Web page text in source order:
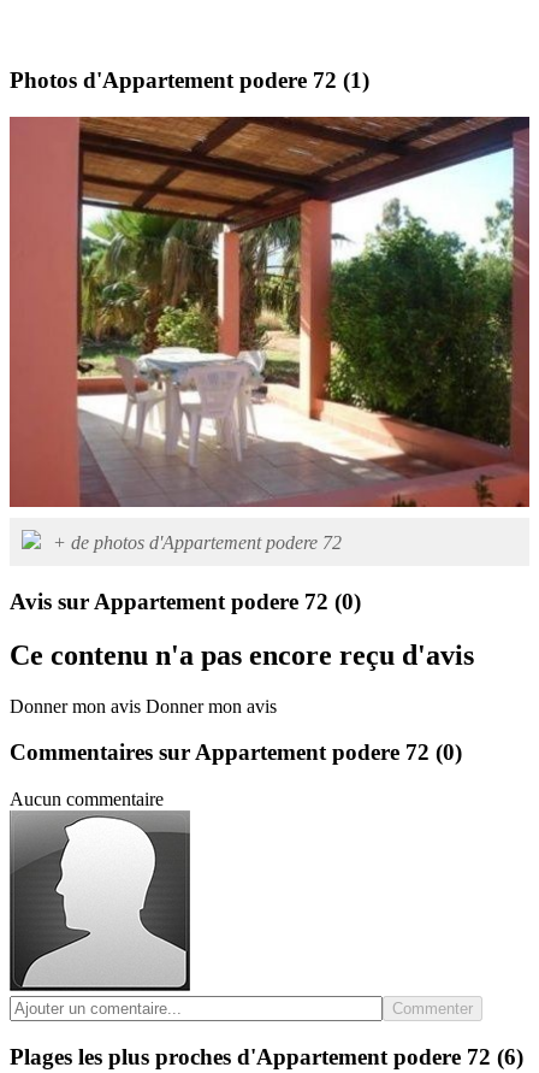
Photos d'Appartement podere 72 (1)
+ de photos d'Appartement podere 72
Avis sur Appartement podere 72 (0)
Ce contenu n'a pas encore reçu d'avis
Donner mon avis Donner mon avis
Commentaires sur Appartement podere 72 (0)
Aucun commentaire
Commenter
Plages les plus proches d'Appartement podere 72 (6)